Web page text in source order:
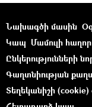
Նախագծի մասին
Կապ Մամուլի
Ընկերությունների
Գաղտնիության
Տեղեկանիշի